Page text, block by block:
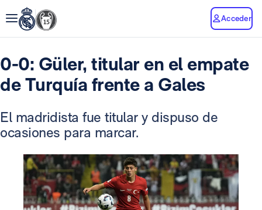
Acceder
0-0: Güler, titular en el empate
de Turquía frente a Gales
El madridista fue titular y dispuso de
ocasiones para marcar.